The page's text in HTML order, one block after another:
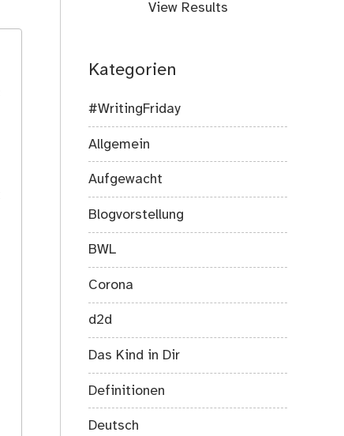
View Results
Kategorien
#WritingFriday
Allgemein
Aufgewacht
Blogvorstellung
BWL
Corona
d2d
Das Kind in Dir
Definitionen
Deutsch